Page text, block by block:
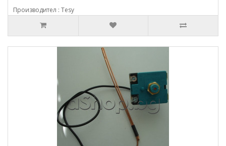
Производител : Tesy